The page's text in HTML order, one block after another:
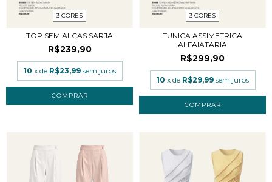
3 CORES
TOP SEM ALÇAS SARJA
R$239,90
10 x de R$23,99 sem juros
COMPRAR
3 CORES
TUNICA ASSIMETRICA
ALFAIATARIA
R$299,90
10 x de R$29,99 sem juros
COMPRAR